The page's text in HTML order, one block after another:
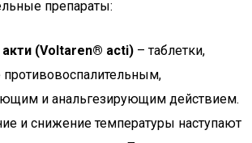
препараты:
(Voltaren® acti) – таблетки,
и анальгезирующим действием.
и снижение температуры наступают